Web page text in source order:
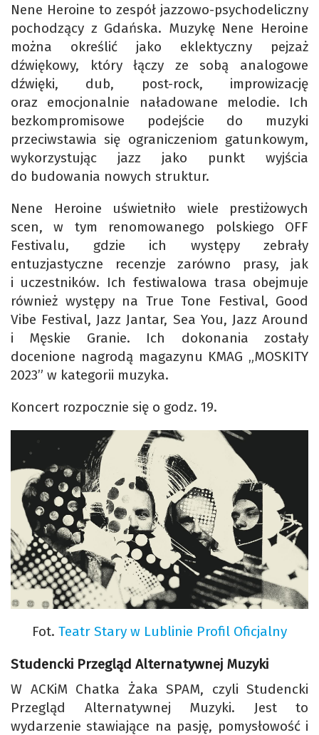
Nene Heroine to zespół jazzowo-psychodeliczny
pochodzący z Gdańska. Muzykę Nene Heroine
można określić jako eklektyczny pejzaż
dźwiękowy, który łączy ze sobą analogowe
dźwięki, dub, post-rock, improwizację
oraz emocjonalnie naładowane melodie. Ich
bezkompromisowe podejście do muzyki
przeciwstawia się ograniczeniom gatunkowym,
wykorzystując jazz jako punkt wyjścia
do budowania nowych struktur.
Nene Heroine uświetniło wiele prestiżowych
scen, w tym renomowanego polskiego OFF
Festivalu, gdzie ich występy zebrały
entuzjastyczne recenzje zarówno prasy, jak
i uczestników. Ich festiwalowa trasa obejmuje
również występy na True Tone Festival, Good
Vibe Festival, Jazz Jantar, Sea You, Jazz Around
i Męskie Granie. Ich dokonania zostały
docenione nagrodą magazynu KMAG „MOSKITY
2023” w kategorii muzyka.
Koncert rozpocznie się o godz. 19.
Fot. Teatr Stary w Lublinie Profil Oficjalny
Studencki Przegląd Alternatywnej Muzyki
W ACKiM Chatka Żaka SPAM, czyli Studencki
Przegląd Alternatywnej Muzyki. Jest to
wydarzenie stawiające na pasję, pomysłowość i